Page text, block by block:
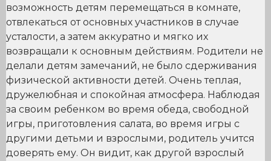
возможность детям перемещаться в комнате,
отвлекаться от основных участников в случае
усталости, а затем аккуратно и мягко их
возвращали к основным действиям. Родители не
делали детям замечаний, не было сдерживания
физической активности детей. Очень теплая,
дружелюбная и спокойная атмосфера. Наблюдая
за своим ребенком во время обеда, свободной
игры, приготовления салата, во время игры с
другими детьми и взрослыми, родитель учится
доверять ему. Он видит, как другой взрослый